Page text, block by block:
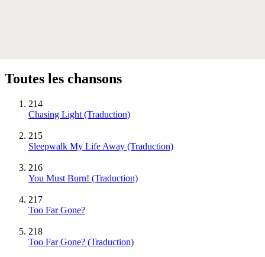
Toutes les chansons
214
Chasing Light (Traduction)
215
Sleepwalk My Life Away (Traduction)
216
You Must Burn! (Traduction)
217
Too Far Gone?
218
Too Far Gone? (Traduction)